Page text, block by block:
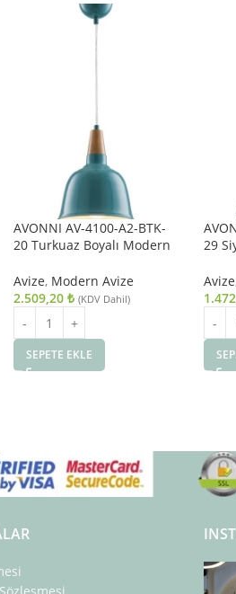
AVONNI AV-4100-A2-BTK-
20 Turkuaz Boyalı Modern
20cm
Avize, Modern Avize
2.509,20₺ (KDV Dahil)
SEPETE EKLE
29
Avize